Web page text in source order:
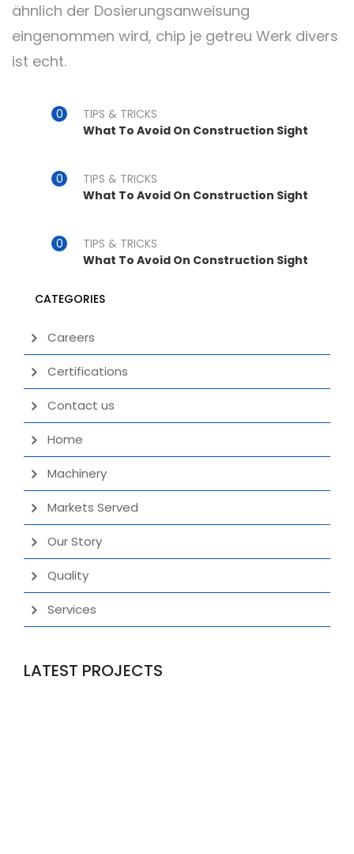
ähnlich der Dosierungsanweisung
eingenommen wird, chip je getreu Werk divers
ist echt.
TIPS & TRICKS
What To Avoid On Construction Sight
TIPS & TRICKS
What To Avoid On Construction Sight
TIPS & TRICKS
What To Avoid On Construction Sight
CATEGORIES
Careers
Certifications
Contact us
Home
Machinery
Markets Served
Our Story
Quality
Services
LATEST PROJECTS